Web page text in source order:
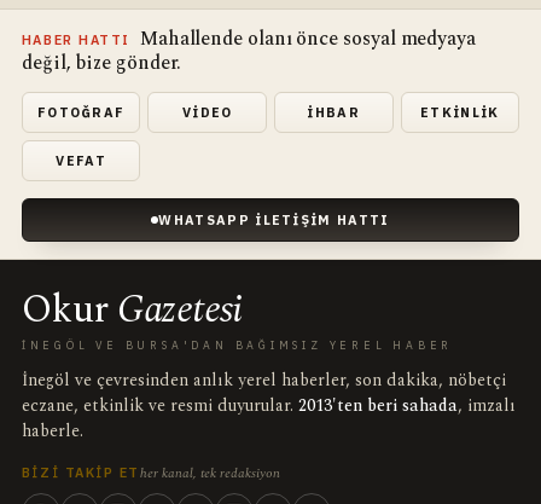
HABER HATTI
Mahallende olanı önce sosyal medyaya
değil, bize gönder.
FOTOĞRAF VIDEO İHBAR ETKINLIK
VEFAT
WHATSAPP İLETIŞIM HATTI
OkurGazetesi
İNEGÖL VE BURSA'DAN BAĞIMSIZ YEREL HABER
İnegöl ve çevresinden anlık yerel haberler, son dakika, nöbetçi
eczane, etkinlik ve resmi duyurular. 2013'ten beri sahada, imzalı
haberle.
BIZI TAKIP ET her kanal, tek redaksiyon